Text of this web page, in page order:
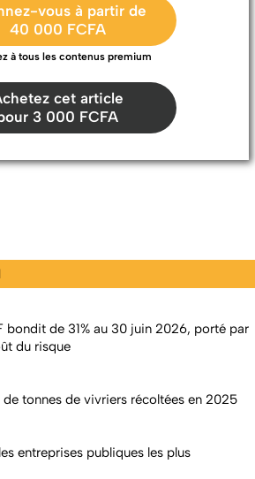
vous à partir de
40 000 FCFA
à tous les contenus premium
cet article
3 000 FCFA
bondit de 31% au 30 juin 2026, porté par
du risque
tonnes de vivriers récoltées en 2025
entreprises publiques les plus